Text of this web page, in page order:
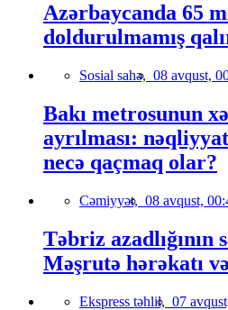
Azərbaycanda 65
doldurulmamış
Sosial sahə, 08 avqust,
Bakı metrosunun
ayrılması:
necə qaçmaq olar?
Cəmiyyət, 08 avqust,
Təbriz azadlığının
Məşrutə hərəkatı
Ekspress təhlil, 07